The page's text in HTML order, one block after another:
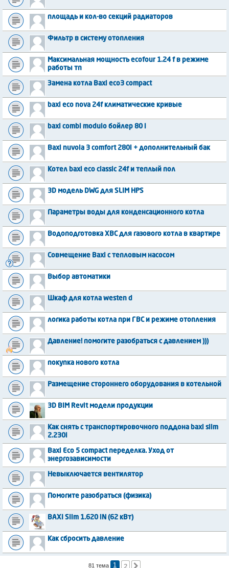
площадь и кол-во секций радиаторов
Фильтр в систему отопления
Максимальная мощность ecofour 1.24 f в режиме
работы тп
Замена котла Baxi eco3 compact
baxi eco nova 24f климатические кривые
baxi combi modulo бойлер 80 l
Baxi nuvola 3 comfort 280i + дополнительный бак
Котел baxi eco classic 24f и теплый пол
3D модель DWG для SLIM HPS
Параметры воды для конденсационного котла
Водоподготовка ХВС для газового котла в квартире
Совмещение Baxi с тепловым насосом
Выбор автоматики
Шкаф для котла westen d
логика работы котла при ГВС и режиме отопления
Давление! помогите разобраться с давлением )))
покупка нового котла
Размещение стороннего оборудования в котельной
3D BIM Revit модели продукции
Как снять с транспортировочного поддона baxi slim
2.230i
Baxi Eco 5 compact переделка. Уход от
энергозависимости
Невыключается вентилятор
Помогите разобраться (физика)
BAXI Slim 1.620 iN (62 кВт)
Как сбросить давление
81 тема 1 2